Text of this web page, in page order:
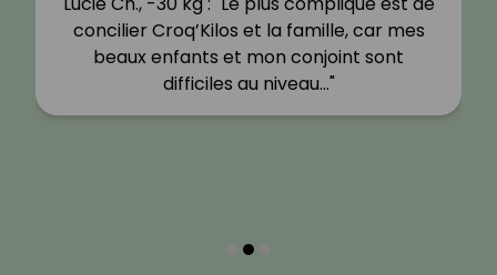
concilier Croq’Kilos et la famille, car mes
beaux enfants et mon conjoint sont
difficiles au niveau…"